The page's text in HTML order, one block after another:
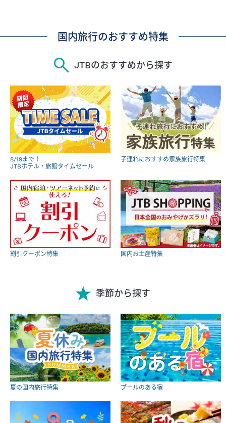
国内旅行のおすすめ特集
JTBのおすすめから探す
8/19まで！
JTBホテル・旅館タイムセール
子連れにおすすめ家族旅行特集
割引クーポン特集 国内お土産特集
季節から探す
夏の国内旅行特集 プールのある宿